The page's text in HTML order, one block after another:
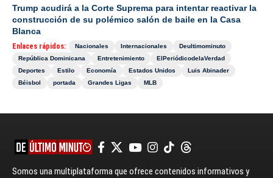
Trump acudirá a la Corte Suprema para intentar reactivar la
construcción de su polémico salón de baile en la Casa
Blanca
Enlaces rápidos: Nacionales Internacionales
Deultimominuto
República Dominicana
Entretenimiento
ElPeriódicodelaVerdad
Deportes
Estilo Economía Estados Unidos
Luis Abinader
Béisbol
portada Grandes Ligas MLB
Somos una multiplataforma que ofrece contenidos informativos y